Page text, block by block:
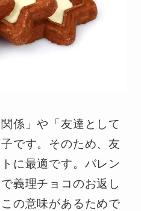
係」や「友達として
です。そのため、友
に最適です。バレン
義理チョコのお返し
の意味があるためで